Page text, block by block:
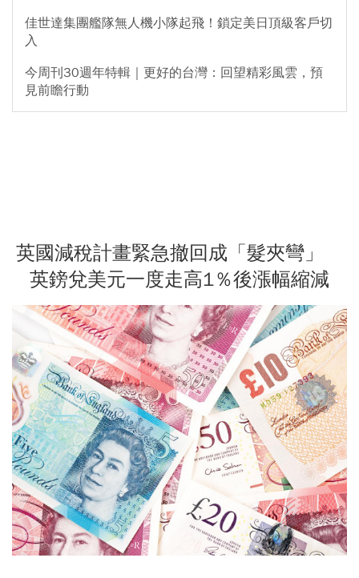
佳世達集團艦隊無人機小隊起飛！鎖定美日頂級客戶切
入
今周刊30週年特輯｜更好的台灣：回望精彩風雲，預
見前瞻行動
英國減稅計畫緊急撤回成「髮夾彎」
英鎊兌美元一度走高1％後漲幅縮減